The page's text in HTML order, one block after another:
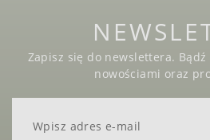
Zapisz się do newslettera.
nowościami oraz